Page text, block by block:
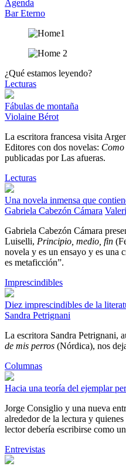
Agenda
Bar Eterno
¿Qué estamos leyendo?
Lecturas
Fábulas de montaña
Violaine Bérot
La escritora francesa visita
Editores con dos novelas: Como
publicadas por Las afueras.
Lecturas
Una novela inmensa que
Gabriela Cabezón Cámara
Gabriela Cabezón Cámara
Luiselli, Principio, medio, fin
novela y es un ensayo y es una
es metaficción”.
Imprescindibles
Diez imprescindibles de la
Sandra Petrignani
La escritora Sandra Petrignani,
de mis perros (Nórdica), nos
Columnas
Hacia una teoría del ejemplar
Jorge Consiglio y una nueva
alrededor de la lectura y
lector debería escribirse como
Entrevistas